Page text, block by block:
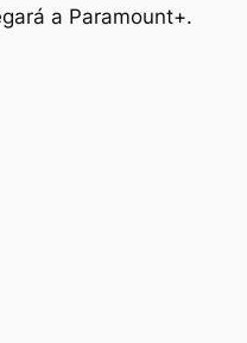
a Paramount+.